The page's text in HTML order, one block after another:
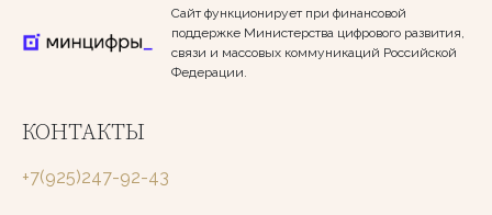
Сайт функционирует при финансовой
поддержке Министерства цифрового развития,
связи и массовых коммуникаций Российской
Федерации.
КОНТАКТЫ
+7(925)247-92-43